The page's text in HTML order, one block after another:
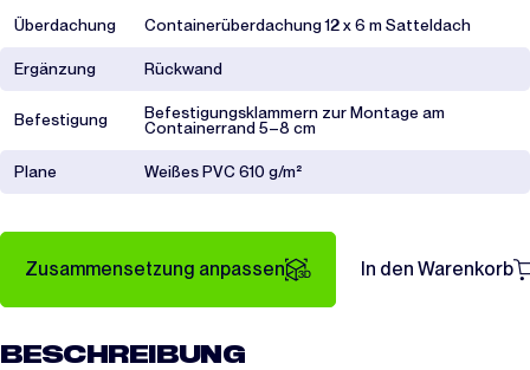
Überdachung Containerüberdachung 12 x 6 m Satteldach
Ergänzung Rückwand
Befestigung
Befestigungsklammern zur Montage am
Containerrand 5–8 cm
Plane Weißes PVC 610 g/m²
Zusammensetzung anpassen In den Warenkorb
BESCHREIBUNG